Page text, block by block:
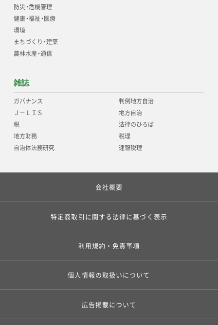
防災・危機管理
健康・福祉・医療
環境
まちづくり・建築
農林水産・通信
雑誌
ガバナンス
Ｊ－ＬＩＳ
税
地方財務
自治体法務研究
判例地方自治
地方自治
法律のひろば
税理
速報税理
会社概要
特定商取引に関する法律に基づく表示
利用規約・免責事項
個人情報の取扱いについて
広告掲載について